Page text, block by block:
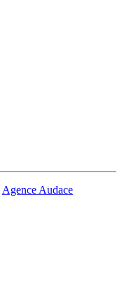
Agence Audace